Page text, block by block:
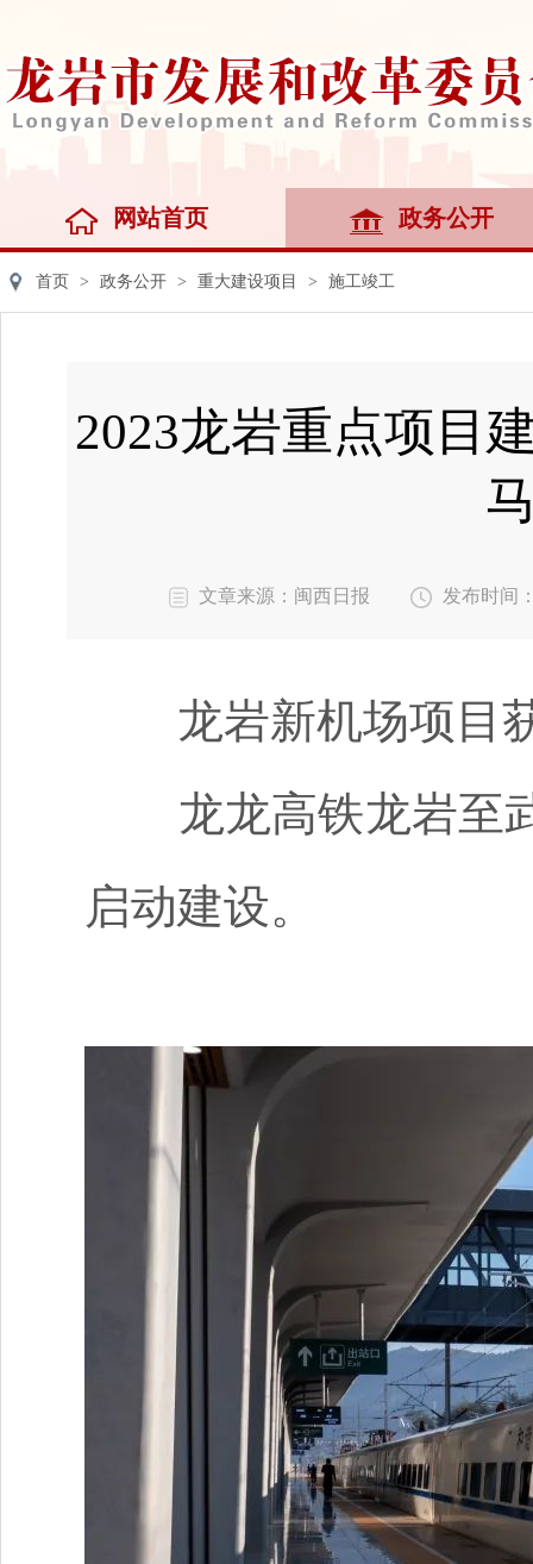
网站首页 政务公开
首页 > 政务公开 > 重大建设项目 > 施工竣工
2023龙岩重点项目
文章来源：闽西日报 发布时间
龙岩新机场项目
龙龙高铁龙岩至武
启动建设。